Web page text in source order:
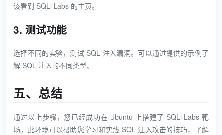
该看到 SQLi Labs 的主页。
3. 测试功能
选择不同的实验，测试 SQL 注入漏洞。可以通过提供的示例了
解 SQL 注入的不同类型。
五、总结
通过以上步骤，您已经成功在 Ubuntu 上搭建了 SQLi Labs 靶
场。此环境可以帮助您学习和实践 SQL 注入攻击的技巧，了解